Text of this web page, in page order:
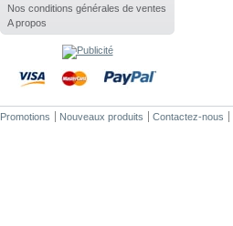
Nos conditions générales de ventes
A propos
Promotions Nouveaux produits Contactez-nous